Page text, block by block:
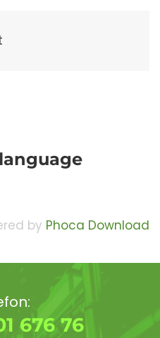
by Phoca Download
676 76